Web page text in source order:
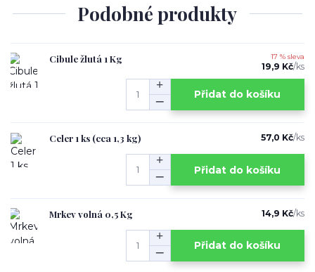
Podobné produkty
Cibule žlutá 1 Kg 17 % sleva
19,9 Kč/ks
Přidat do košíku
Celer 1 ks (cca 1,3 kg) 57,0 Kč/ks
Přidat do košíku
Mrkev volná 0,5 Kg 14,9 Kč/ks
Přidat do košíku